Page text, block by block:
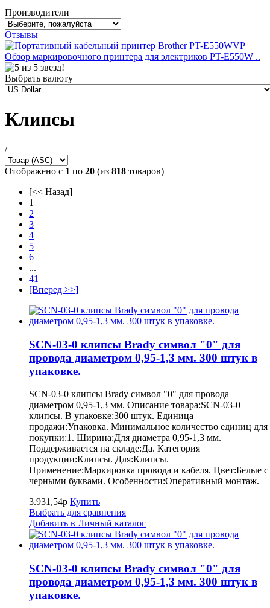
Производители
Отзывы
Обзор маркировочного принтера для электриков PT-E550W ..
Выбрать валюту
Клипсы
/
Отображено с 1 по 20 (из 818 товаров)
[<< Назад]
1
2
3
4
5
6
...
41
[Вперед >>]
SCN-03-0 клипсы Brady символ "0" для
провода диаметром 0,95-1,3 мм. 300 штук в
упаковке.
SCN-03-0 клипсы Brady символ "0" для провода
диаметром 0,95-1,3 мм. Описание товара:SCN-03-0
клипсы. В упаковке:300 штук. Единица
продажи:Упаковка. Минимальное количество единиц для
покупки:1. Ширина:Для диаметра 0,95-1,3 мм.
Поддерживается на складе:Да. Категория
продукции:Клипсы. Для:Клипсы.
Применение:Маркировка провода и кабеля. Цвет:Белые с
черными буквами. Особенности:Оперативный монтаж.
3.931,54р Купить
Выбрать для сравнения
Добавить в Личный каталог
SCN-03-0 клипсы Brady символ "0" для
провода диаметром 0,95-1,3 мм. 300 штук в
упаковке.